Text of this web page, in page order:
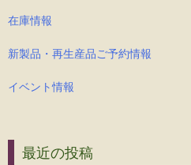
在庫情報
新製品・再生産品ご予約情報
イベント情報
最近の投稿